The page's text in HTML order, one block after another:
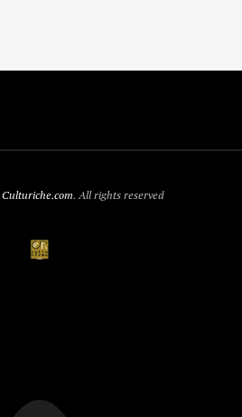
Culturiche.com. All rights reserved